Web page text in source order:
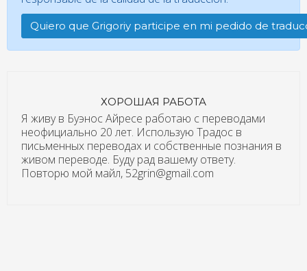
Quiero que Grigoriy participe en mi pedido de
ХОРОШАЯ РАБОТА
Я живу в Буэнос Айресе работаю с переводами
неофициально 20 лет. Использую Традос в
письменных переводах и собственные познания в
живом переводе. Буду рад вашему ответу.
Повторю мой майл, 52grin@gmail.com